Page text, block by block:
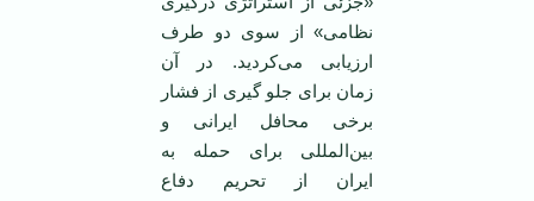
نظامی» از سوی دو طرف
ارزیابی می‌کردید. در آن
زمان برای جلو گیری از فشار
برخی محافل ایرانی و
بین‌المللی برای حمله به
ایران از تحریم دفاع